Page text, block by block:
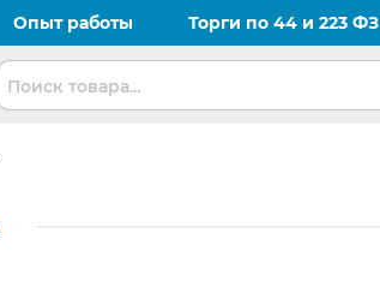
Опыт работы Торги по 44 и 223 ФЗ